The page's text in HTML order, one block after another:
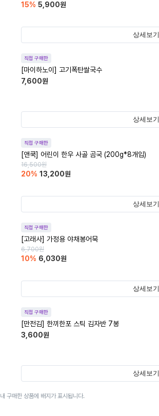
15% 5,900원
상세보기
직접 구매한
[마이하노이] 고기폭탄쌀국수
7,600원
상세보기
직접 구매한
[앤쿡] 어린이 한우 사골 곰국 (200g*8개입)
16,500원
20% 13,200원
상세보기
직접 구매한
[고래사] 가정용 야채봉어묵
6,700원
10% 6,030원
상세보기
직접 구매한
[만전김] 한끼한포 스틱 김자반 7봉
3,600원
상세보기
구매한 상품에 배지가 표시됩니다.